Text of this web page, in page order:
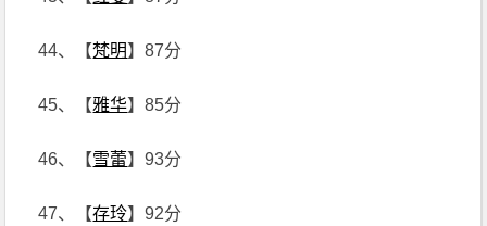
44、【梵明】87分
45、【雅华】85分
46、【雪蕾】93分
47、【存玲】92分